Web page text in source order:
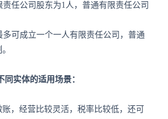
任公司股东为1人，普通有限责任公司
可成立一个一人有限责任公司，普通
同实体的适用场景：
，经营比较灵活，税率比较低，还可